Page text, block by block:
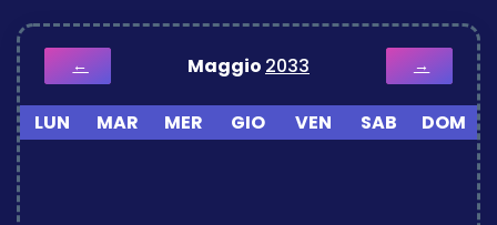
← Maggio 2033 →
LUN MAR MER GIO VEN SAB DOM